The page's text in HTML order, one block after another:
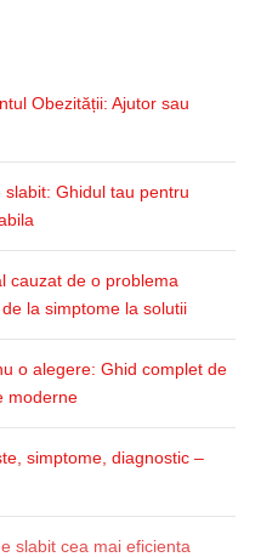
Obezității: Ajutor sau
Ghidul tau pentru
cauzat de o problema
la simptome la solutii
o alegere: Ghid complet de
moderne
simptome, diagnostic –
slabit cea mai eficienta